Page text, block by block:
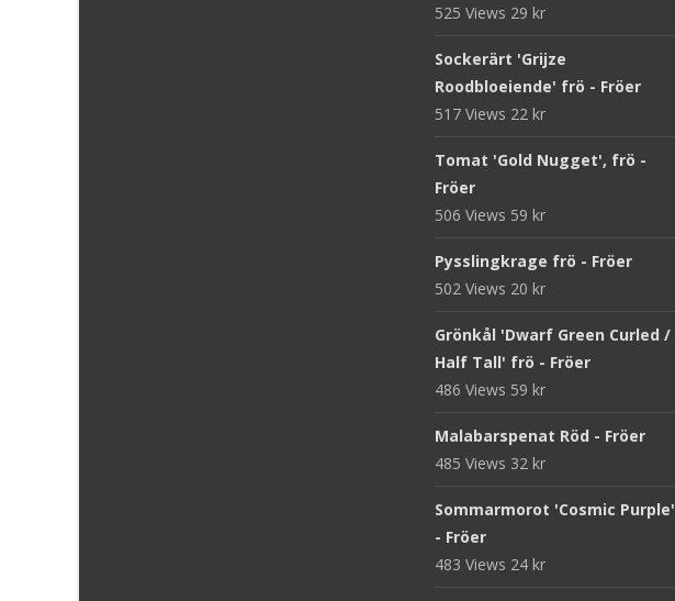
525 Views 29 kr
Sockerärt 'Grijze
Roodbloeiende' frö - Fröer
517 Views 22 kr
Tomat 'Gold Nugget', frö -
Fröer
506 Views 59 kr
Pysslingkrage frö - Fröer
502 Views 20 kr
Grönkål 'Dwarf Green Curled /
Half Tall' frö - Fröer
486 Views 59 kr
Malabarspenat Röd - Fröer
485 Views 32 kr
Sommarmorot 'Cosmic Purple'
- Fröer
483 Views 24 kr